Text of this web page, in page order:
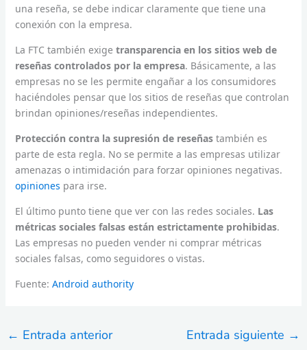
una reseña, se debe indicar claramente que tiene una
conexión con la empresa.
La FTC también exige transparencia en los sitios web de
reseñas controlados por la empresa. Básicamente, a las
empresas no se les permite engañar a los consumidores
haciéndoles pensar que los sitios de reseñas que controlan
brindan opiniones/reseñas independientes.
Protección contra la supresión de reseñastambién es
parte de esta regla. No se permite a las empresas utilizar
amenazas o intimidación para forzar opiniones negativas.
opiniones para irse.
El último punto tiene que ver con las redes sociales. Las
métricas sociales falsas están estrictamente prohibidas.
Las empresas no pueden vender ni comprar métricas
sociales falsas, como seguidores o vistas.
Fuente: Android authority
← Entrada anterior Entrada siguiente →